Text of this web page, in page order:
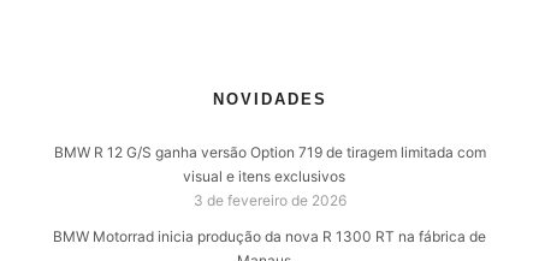
NOVIDADES
BMW R 12 G/S ganha versão Option 719 de tiragem limitada com
visual e itens exclusivos
3 de fevereiro de 2026
BMW Motorrad inicia produção da nova R 1300 RT na fábrica de